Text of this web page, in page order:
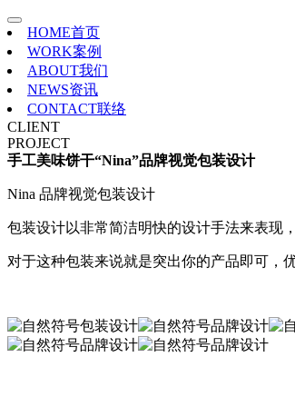
HOME首页
WORK案例
ABOUT我们
NEWS资讯
CONTACT联络
CLIENT
PROJECT
手工美味饼干“Nina”品牌视觉包装设计
Nina 品牌视觉包装设计
包装设计以非常简洁明快的设计手法来表现
对于这种包装来说就是突出你的产品即可，